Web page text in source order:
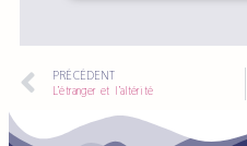
PRÉCÉDENT
L’étranger et l’altérité